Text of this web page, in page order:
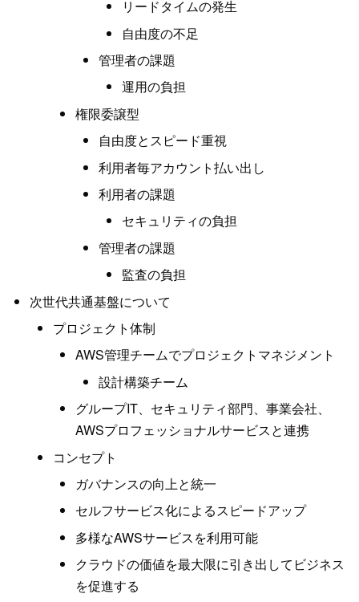
リードタイムの発生
自由度の不足
管理者の課題
運用の負担
権限委譲型
自由度とスピード重視
利用者毎アカウント払い出し
利用者の課題
セキュリティの負担
管理者の課題
監査の負担
次世代共通基盤について
プロジェクト体制
AWS管理チームでプロジェクトマネジメント
設計構築チーム
グループIT、セキュリティ部門、事業会社、
AWSプロフェッショナルサービスと連携
コンセプト
ガバナンスの向上と統一
セルフサービス化によるスピードアップ
多様なAWSサービスを利用可能
クラウドの価値を最大限に引き出してビジネス
を促進する